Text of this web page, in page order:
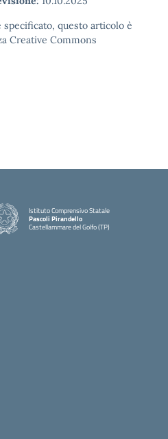
questo articolo è
Creative Commons
Istituto Comprensivo Statale
Pascoli Pirandello
Castellammare del Golfo (TP)